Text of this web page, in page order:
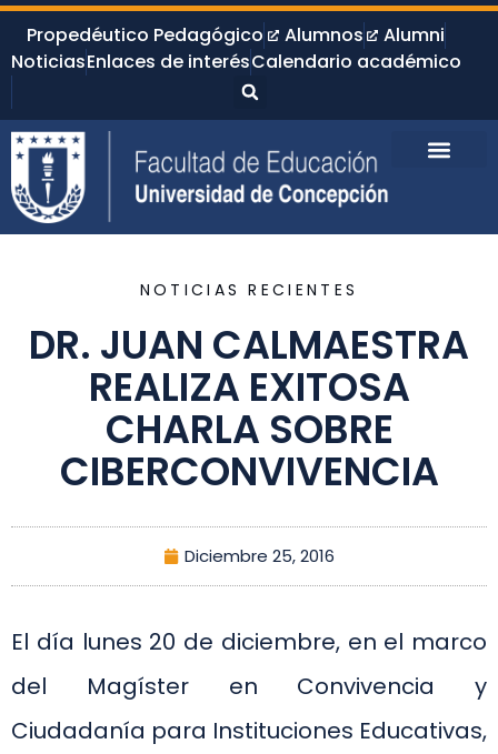
Propedéutico Pedagógico Alumnos
Alumni
NoticiasEnlaces de interésCalendario académico
NOTICIAS RECIENTES
DR. JUAN CALMAESTRA
REALIZA EXITOSA
CHARLA SOBRE
CIBERCONVIVENCIA
Diciembre 25, 2016
El día lunes 20 de diciembre, en el marco
del Magíster en Convivencia y
Ciudadanía para Instituciones Educativas,